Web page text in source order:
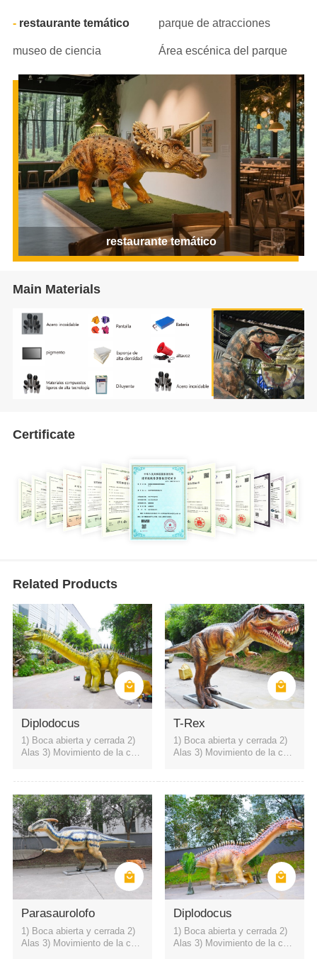
restaurante temático parque de atracciones
museo de ciencia Área escénica del parque
restaurante temático
parque de atracciones
museo de ciencia
Área escénica del parque
Main Materials
Certificate
Related Products
Diplodocus
1) Boca abierta y cerrada 2)
Alas 3) Movimiento de la cuel
T-Rex
1) Boca abierta y cerrada 2)
Alas 3) Movimiento de la cuel
Parasaurolofo
1) Boca abierta y cerrada 2)
Alas 3) Movimiento de la cuel
Diplodocus
1) Boca abierta y cerrada 2)
Alas 3) Movimiento de la cuel